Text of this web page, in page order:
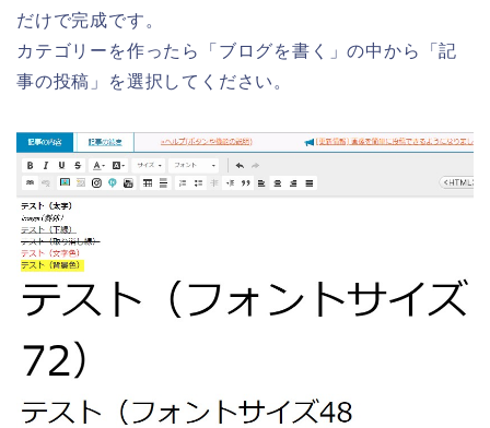
だけで完成です。
カテゴリーを作ったら「ブログを書く」の中から「記
事の投稿」を選択してください。